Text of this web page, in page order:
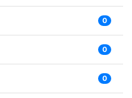
0
0
0